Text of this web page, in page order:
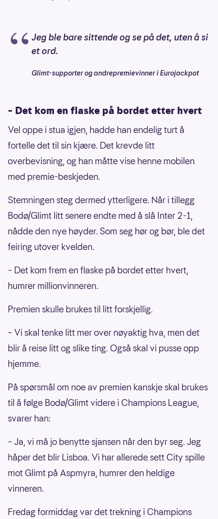
Jeg ble bare sittende og se på det, uten å si
et ord.
Glimt-supporter og andrepremievinner i Eurojackpot
– Det kom en flaske på bordet etter hvert
Vel oppe i stua igjen, hadde han endelig turt å
fortelle det til sin kjære. Det krevde litt
overbevisning, og han måtte vise henne mobilen
med premie-beskjeden.
Stemningen steg dermed ytterligere. Når i tillegg
Bodø/Glimt litt senere endte med å slå Inter 2-1,
nådde den nye høyder. Som seg hør og bør, ble det
feiring utover kvelden.
– Det kom frem en flaske på bordet etter hvert,
humrer millionvinneren.
Premien skulle brukes til litt forskjellig.
– Vi skal tenke litt mer over nøyaktig hva, men det
blir å reise litt og slike ting. Også skal vi pusse opp
hjemme.
På spørsmål om noe av premien kanskje skal brukes
til å følge Bodø/Glimt videre i Champions League,
svarer han:
– Ja, vi må jo benytte sjansen når den byr seg. Jeg
håper det blir Lisboa. Vi har allerede sett City spille
mot Glimt på Aspmyra, humrer den heldige
vinneren.
Fredag formiddag var det trekning i Champions